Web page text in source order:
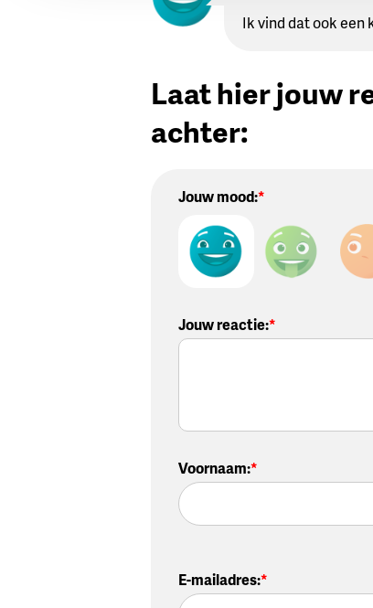
Ik vind dat ook een
Laat hier jouw
achter:
Jouw mood:
Jouw reactie:
Voornaam:
E-mailadres: